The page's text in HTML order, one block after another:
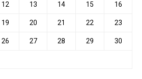
12 13 14 15 16
19 20 21 22 23
26 27 28 29 30